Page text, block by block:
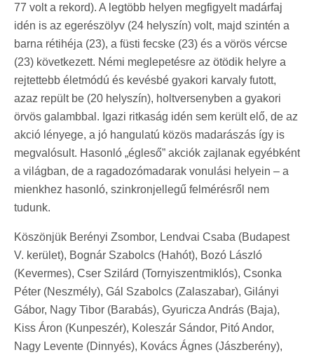
77 volt a rekord). A legtöbb helyen megfigyelt madárfaj
idén is az egerészölyv (24 helyszín) volt, majd szintén a
barna rétihéja (23), a füsti fecske (23) és a vörös vércse
(23) következett. Némi meglepetésre az ötödik helyre a
rejtettebb életmódú és kevésbé gyakori karvaly futott,
azaz repült be (20 helyszín), holtversenyben a gyakori
örvös galambbal. Igazi ritkaság idén sem került elő, de az
akció lényege, a jó hangulatú közös madarászás így is
megvalósult. Hasonló „égleső” akciók zajlanak egyébként
a világban, de a ragadozómadarak vonulási helyein – a
mienkhez hasonló, szinkronjellegű felmérésről nem
tudunk.
Köszönjük Berényi Zsombor, Lendvai Csaba (Budapest
V. kerület), Bognár Szabolcs (Hahót), Bozó László
(Kevermes), Cser Szilárd (Tornyiszentmiklós), Csonka
Péter (Neszmély), Gál Szabolcs (Zalaszabar), Gilányi
Gábor, Nagy Tibor (Barabás), Gyuricza András (Baja),
Kiss Áron (Kunpeszér), Koleszár Sándor, Pitó Andor,
Nagy Levente (Dinnyés), Kovács Ágnes (Jászberény),